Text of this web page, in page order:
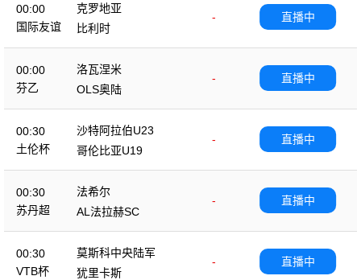
00:00
国际友谊
克罗地亚
-
比利时
直播中
00:00
芬乙
洛瓦涅米
-
OLS奥陆
直播中
00:30
土伦杯
沙特阿拉伯U23
-
哥伦比亚U19
直播中
00:30
苏丹超
法希尔
-
AL法拉赫SC
直播中
00:30
VTB杯
莫斯科中央陆军
-
犹里卡斯
直播中